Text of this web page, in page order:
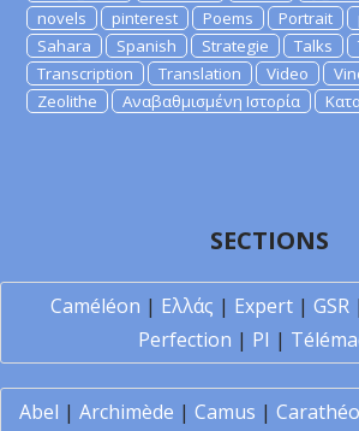
novels
pinterest Poems Portrait
Sahara
Spanish Strategie Talks
Transcription
Translation Video
Zeolithe
Αναβαθμισμένη Ιστορία
SECTIONS
Caméléon | Ελλάς | Expert| GSR|
Perfection | PI |
Abel | Archimède | Camus |